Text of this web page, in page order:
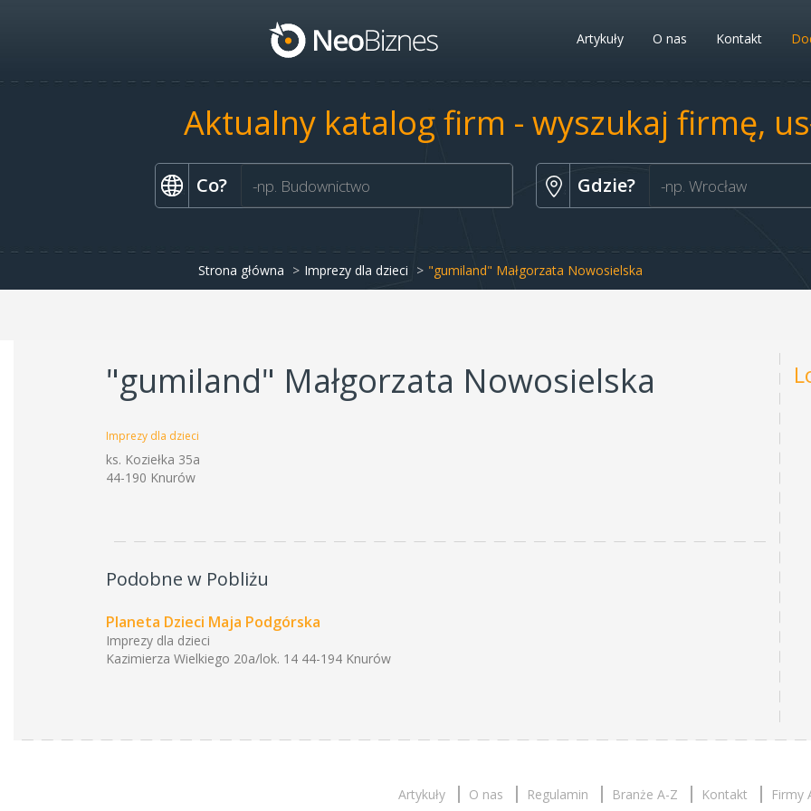
Artykuły O nas Kontakt
Aktualny katalog firm - wyszukaj firmę,
Co? Gdzie?
Strona główna Imprezy dla dzieci "gumiland" Małgorzata Nowosielska
"gumiland" Małgorzata Nowosielska
Imprezy dla dzieci
ks. Koziełka 35a
44-190 Knurów
Podobne w Pobliżu
Planeta Dzieci Maja Podgórska
Imprezy dla dzieci
Kazimierza Wielkiego 20a/lok. 14 44-194 Knurów
Artykuły O nas Regulamin Branże A-Z Kontakt Firmy